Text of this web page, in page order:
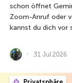
schon öffnet
Zoom-Anruf oder
kannst du dich vor
31 Jul 2026